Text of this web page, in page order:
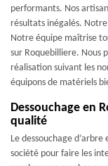
performants. Nos
résultats inégalés.
Notre équipe maîtrise
sur Roquebilliere. Nous
réalisation suivant les
équipons de matériels
Dessouchage en
qualité
Le dessouchage
société pour faire les